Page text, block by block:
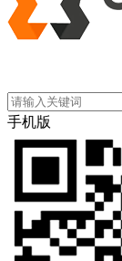
手机版